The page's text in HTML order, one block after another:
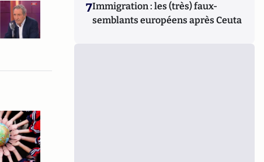
7Immigration : les (très) faux-
semblants européens après Ceuta